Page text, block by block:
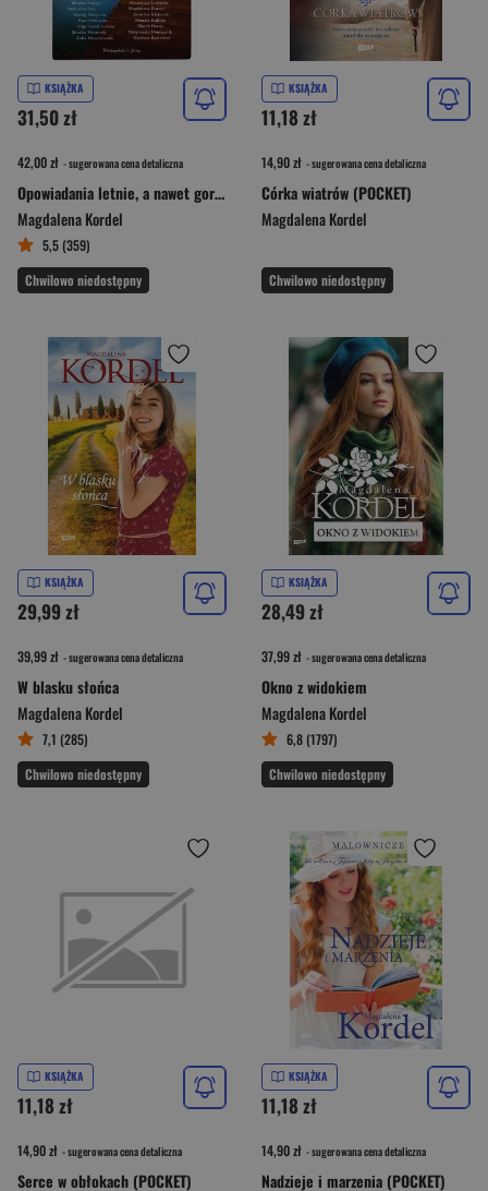
KSIĄŻKA
31,50 zł
42,00 zł - sugerowana cena detaliczna
Opowiadania letnie, a nawet gorące
Magdalena Kordel
5,5 (359)
Chwilowo niedostępny
KSIĄŻKA
11,18 zł
14,90 zł - sugerowana cena detaliczna
Córka wiatrów (POCKET)
Magdalena Kordel
Chwilowo niedostępny
KSIĄŻKA
29,99 zł
39,99 zł - sugerowana cena detaliczna
W blasku słońca
Magdalena Kordel
7,1 (285)
Chwilowo niedostępny
KSIĄŻKA
28,49 zł
37,99 zł - sugerowana cena detaliczna
Okno z widokiem
Magdalena Kordel
6,8 (1797)
Chwilowo niedostępny
KSIĄŻKA
11,18 zł
14,90 zł - sugerowana cena detaliczna
Serce w obłokach (POCKET)
KSIĄŻKA
11,18 zł
14,90 zł - sugerowana cena detaliczna
Nadzieje i marzenia (POCKET)